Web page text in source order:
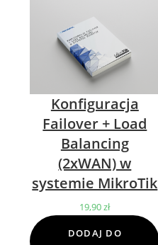
Konfiguracja
Failover + Load
Balancing
(2xWAN) w
systemie MikroTik
19,90zł
DODAJ DO